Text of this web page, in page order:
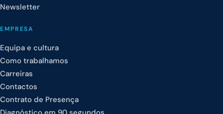
Newsletter
EMPRESA
Equipa e cultura
Como trabalhamos
Carreiras
Contactos
Contrato de Presença